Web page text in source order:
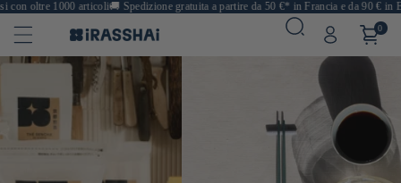
oltre 1000 articoli🚚Spedizione gratuita a partire da 50 €* in Francia e da 90 € in
0